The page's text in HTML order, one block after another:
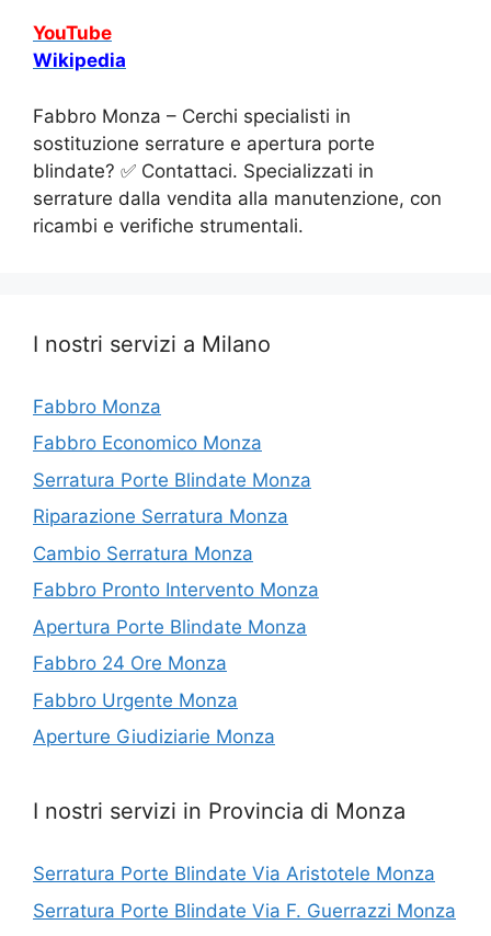
YouTube
Wikipedia
Fabbro Monza – Cerchi specialisti in
sostituzione serrature e apertura porte
blindate? ✅ Contattaci. Specializzati in
serrature dalla vendita alla manutenzione, con
ricambi e verifiche strumentali.
I nostri servizi a Milano
Fabbro Monza
Fabbro Economico Monza
Serratura Porte Blindate Monza
Riparazione Serratura Monza
Cambio Serratura Monza
Fabbro Pronto Intervento Monza
Apertura Porte Blindate Monza
Fabbro 24 Ore Monza
Fabbro Urgente Monza
Aperture Giudiziarie Monza
I nostri servizi in Provincia di Monza
Serratura Porte Blindate Via Aristotele Monza
Serratura Porte Blindate Via F. Guerrazzi Monza